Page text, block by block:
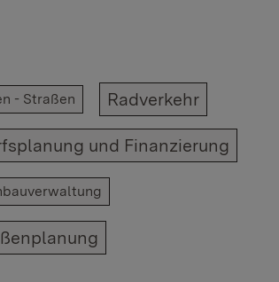
- Straßen​ Radverkehr
und Finanzierung